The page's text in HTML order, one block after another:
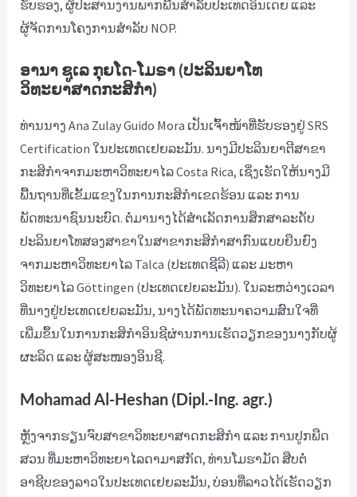
ຮັບຮອງ, ຜູ້ປະສານງານພາກພື້ນສຳລັບປະເທດອິນເດຍ ແລະ
ຜູ້ຈັດການໂຄງການສຳລັບ NOP.
ອານາ ຊູເລ ກຸຍໂດ-ໂມຣາ (ປະລິນຍາໂທ
ວິທະຍາສາດກະສິກຳ)
ທ່ານນາງ Ana Zulay Guido Mora ເປັນເຈົ້າໜ້າທີ່ຮັບຮອງຢູ່ SRS
Certification ໃນປະເທດເຢຍລະມັນ. ນາງມີປະລິນຍາຕີສາຂາ
ກະສິກຳຈາກມະຫາວິທະຍາໄລ Costa Rica, ເຊິ່ງເຮັດໃຫ້ນາງມີ
ພື້ນຖານທີ່ເຂັ້ມແຂງໃນການກະສິກຳເຂດຮ້ອນ ແລະ ການ
ພັດທະນາຊົນນະບົດ. ຕໍ່ມານາງໄດ້ສຳເລັດການສຶກສາລະດັບ
ປະລິນຍາໂທສອງສາຂາໃນສາຂາກະສິກຳສາກົນແບບຍືນຍົງ
ຈາກມະຫາວິທະຍາໄລ Talca (ປະເທດຊີລີ) ແລະ ມະຫາ
ວິທະຍາໄລ Göttingen (ປະເທດເຢຍລະມັນ). ໃນລະຫວ່າງເວລາ
ທີ່ນາງຢູ່ປະເທດເຢຍລະມັນ, ນາງໄດ້ພັດທະນາຄວາມສົນໃຈທີ່
ເພີ່ມຂຶ້ນໃນການກະສິກຳອິນຊີຜ່ານການເຮັດວຽກຂອງນາງກັບຜູ້
ຜະລິດ ແລະ ຜູ້ສະໜອງອິນຊີ.
Mohamad Al-Heshan (Dipl.-Ing. agr.)
ຫຼັງຈາກຮຽນຈົບສາຂາວິທະຍາສາດກະສິກຳ ແລະ ການປູກພືດ
ສວນ ທີ່ມະຫາວິທະຍາໄລດາມາສກັດ, ທ່ານໂມຮາມັດ ສືບຕໍ່
ອາຊີບຂອງລາວໃນປະເທດເຢຍລະມັນ, ບ່ອນທີ່ລາວໄດ້ເຮັດວຽກ